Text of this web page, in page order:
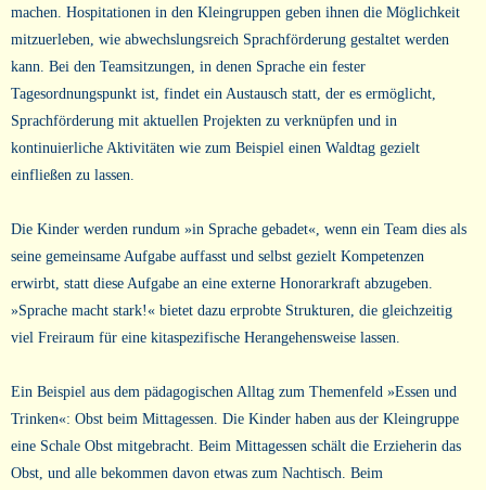
machen. Hospitationen in den Kleingruppen geben ihnen die Möglichkeit
mitzuerleben, wie abwechslungsreich Sprachförderung gestaltet werden
kann. Bei den Teamsitzungen, in denen Sprache ein fester
Tagesordnungspunkt ist, findet ein Austausch statt, der es ermöglicht,
Sprachförderung mit aktuellen Projekten zu verknüpfen und in
kontinuierliche Aktivitäten wie zum Beispiel einen Waldtag gezielt
einfließen zu lassen.
Die Kinder werden rundum »in Sprache gebadet«, wenn ein Team dies als
seine gemeinsame Aufgabe auffasst und selbst gezielt Kompetenzen
erwirbt, statt diese Aufgabe an eine externe Honorarkraft abzugeben.
»Sprache macht stark!« bietet dazu erprobte Strukturen, die gleichzeitig
viel Freiraum für eine kitaspezifische Herangehensweise lassen.
Ein Beispiel aus dem pädagogischen Alltag zum Themenfeld »Essen und
Trinken«: Obst beim Mittagessen. Die Kinder haben aus der Kleingruppe
eine Schale Obst mitgebracht. Beim Mittagessen schält die Erzieherin das
Obst, und alle bekommen davon etwas zum Nachtisch. Beim